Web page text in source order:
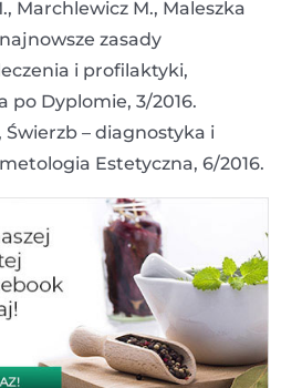
Marchlewicz M., Maleszka
zasady
i profilaktyki,
po Dyplomie, 3/2016.
Świerzb – diagnostyka i
Estetyczna, 6/2016.